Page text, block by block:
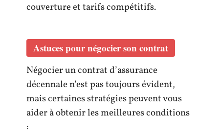
couverture et tarifs compétitifs.
Astuces pour négocier son contrat
Négocier un contrat d’assurance
décennale n’est pas toujours évident,
mais certaines stratégies peuvent vous
aider à obtenir les meilleures conditions
: